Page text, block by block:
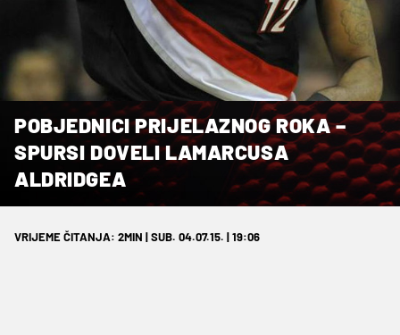
POBJEDNICI PRIJELAZNOG ROKA –
SPURSI DOVELI LAMARCUSA
ALDRIDGEA
VRIJEME ČITANJA: 2MIN | SUB. 04.07.15. | 19:06